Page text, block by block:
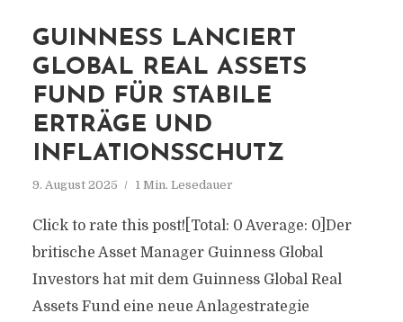
GUINNESS LANCIERT
GLOBAL REAL ASSETS
FUND FÜR STABILE
ERTRÄGE UND
INFLATIONSSCHUTZ
9. August 2025 1 Min. Lesedauer
Click to rate this post![Total: 0 Average: 0]Der
britische Asset Manager Guinness Global
Investors hat mit dem Guinness Global Real
Assets Fund eine neue Anlagestrategie